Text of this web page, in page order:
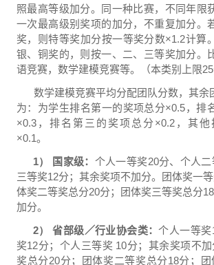
照最高等级加分。同一种比赛，不同年限
一次最高级别奖项的加分，不重复加分。
奖，则特等奖加分按一等奖分数×1.2计算
银、铜奖的，则按一、二、三等奖加分。
语竞赛，数学建模竞赛等。（本类别上限25
数学建模竞赛平均分配团队分数，其余
为：为学生排名第一的奖项总分×0.5，排
×0.3 ，排名第三的奖项总分 ×0.2 ，其
×0.1。
1）
国家级： 个人一等奖20分、个人二
三等奖12分；其余奖项不加分。团体奖一
体奖二等奖总分20分；团体奖三等奖总分18
加分。
2）省部级／行业协会类：个人一等奖
奖12分；个人三等奖 10分；其余奖项不
奖总分20分；团体奖二等奖总分18分；团